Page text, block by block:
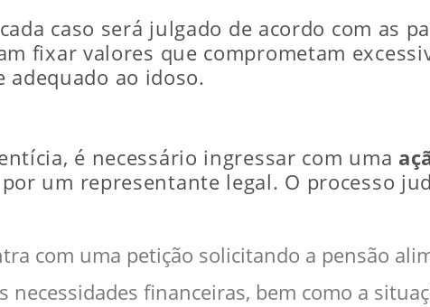
caso será julgado de acordo com as
fixar valores que comprometam
adequado ao idoso.
é necessário ingressar com uma
um representante legal. O processo
com uma petição solicitando a pensão
necessidades financeiras, bem como a